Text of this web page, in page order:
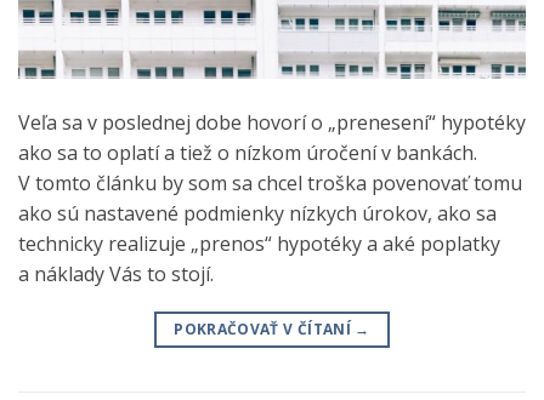
Veľa sa v poslednej dobe hovorí o „prenesení“ hypotéky
ako sa to oplatí a tiež o nízkom úročení v bankách.
V tomto článku by som sa chcel troška povenovať tomu
ako sú nastavené podmienky nízkych úrokov, ako sa
technicky realizuje „prenos“ hypotéky a aké poplatky
a náklady Vás to stojí.
POKRAČOVAŤ V ČÍTANÍ →